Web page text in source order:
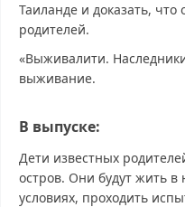
Таиланде и доказать,
родителей.
«Выживалити.
выживание.
В выпуске:
Дети известных
остров. Они будут жить
условиях, проходить